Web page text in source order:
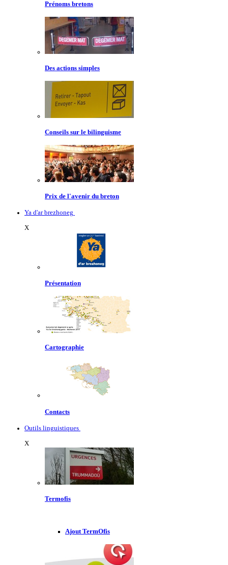
Prénoms bretons
Des actions simples
Conseils sur le bilinguisme
Prix de l'avenir du breton
Ya d'ar brezhoneg
X
Présentation
Cartographie
Contacts
Outils linguistiques
X
Termofis
Ajout TermOfis